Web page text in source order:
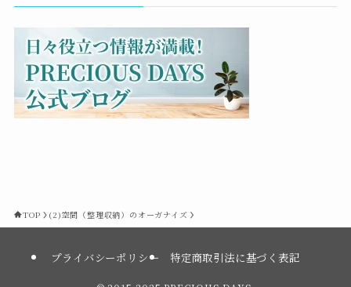
TOP (2)空間（整理収納）のオーガナイズ
プライバシーポリシー 特定商取引法に基づく表記